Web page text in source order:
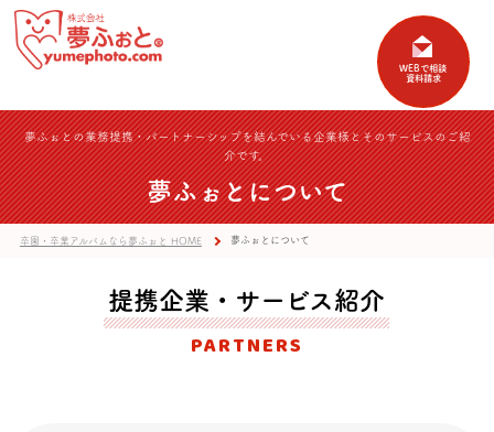
夢ふぉとの業務提携・パートナーシップを結んでいる企業様とそのサービスのご紹
介です。
夢ふぉとについて
卒園・卒業アルバムなら夢ふぉと HOME 夢ふぉとについて
提携企業・サービス紹介
PARTNERS